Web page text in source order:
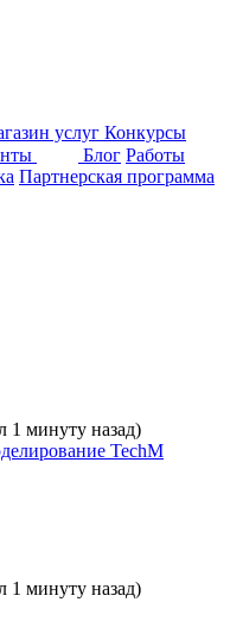
услуг Конкурсы
Блог Работы
Партнерская программа
1 минуту назад)
1 минуту назад)